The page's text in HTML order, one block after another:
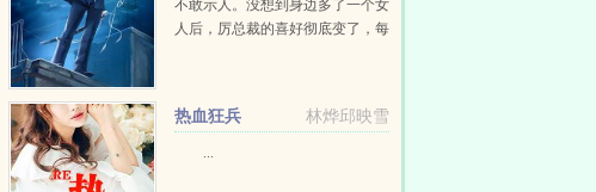
不敢示人。没想到身边多了一个女
人后，厉总裁的喜好彻底变了，每
那时人们才知道，厉总一点...
林烨邱映雪
热血狂兵
...